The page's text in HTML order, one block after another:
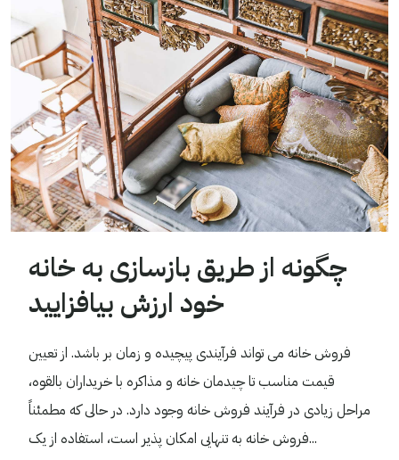
چگونه از طریق بازسازی به خانه
خود ارزش بیافزایید
فروش خانه می تواند فرآیندی پیچیده و زمان بر باشد. از تعیین
قیمت مناسب تا چیدمان خانه و مذاکره با خریداران بالقوه،
مراحل زیادی در فرآیند فروش خانه وجود دارد. در حالی که مطمئناً
فروش خانه به تنهایی امکان پذیر است، استفاده از یک...